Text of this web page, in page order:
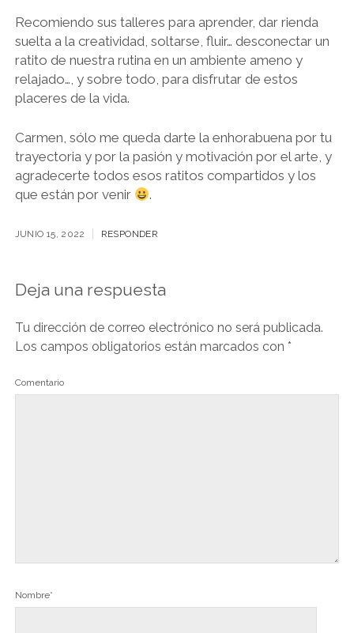
Recomiendo sus talleres para aprender, dar rienda
suelta a la creatividad, soltarse, fluir… desconectar un
ratito de nuestra rutina en un ambiente ameno y
relajado…, y sobre todo, para disfrutar de estos
placeres de la vida.
Carmen, sólo me queda darte la enhorabuena por tu
trayectoria y por la pasión y motivación por el arte, y
agradecerte todos esos ratitos compartidos y los
que están por venir
.
JUNIO 15, 2022 RESPONDER
Deja una respuesta
Tu dirección de correo electrónico no será publicada.
Los campos obligatorios están marcados con *
Comentario
Nombre*